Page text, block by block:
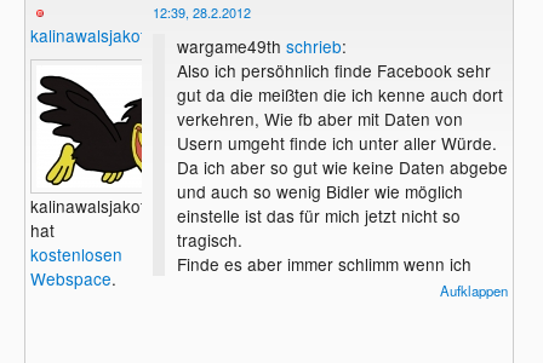
kalinawalsjakoff
kalinawalsjakoff
hat
kostenlosen
Webspace.
12:39, 28.2.2012
wargame49th schrieb:
Also ich persöhnlich finde Facebook sehr
gut da die meißten die ich kenne auch dort
verkehren, Wie fb aber mit Daten von
Usern umgeht finde ich unter aller Würde.
Da ich aber so gut wie keine Daten abgebe
und auch so wenig Bidler wie möglich
einstelle ist das für mich jetzt nicht so
tragisch.
Finde es aber immer schlimm wenn ich
sehe was andere manchmal an intimenAufklappen